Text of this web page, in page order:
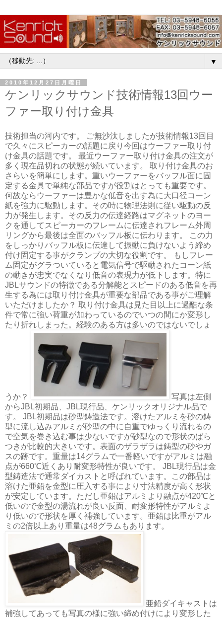
▼
2010年12月27日月曜日
ケンリックサウンド技術情報13回ウー
ファー取り付け金具
技術担当の河内です。 ご無沙汰しましたが技術情報13回目
で久々にスピーカーの話題に戻り今回はウーファー取り付
け金具の話題です。 最近ウーファー取り付け金具の注文が
多く現在品切れの状態が続いています。 取り付け金具のお
さらいを簡単にします。重いウーファーをバッフル面に固
定する金具で単純な部品ですが役割はとっても重要です。
何故ならウーファーは豊かな低音を出す為に大口径コーン
紙を強力に駆動します。その時に物理法則に従い駆動の反
力が発生します。その反力の伝達経路はマグネットのヨー
クを通してスピーカーのフレームに伝達されフレーム外周
リングから最後は全面のバッフル板に伝わります。 この力
をしっかりバッフル板に伝達して振動に負けないよう締め
付け固定する事がクランプの大切な役割です。 もしフレー
ム固定がグラついていると電気信号で駆動されたコーン紙
の動きが忠実でなくなり低音の表現力が低下します。特に
JBLサウンドの特徴である分解能とスピードのある低音を再
生する為には取り付け金具が重要な部品である事がご理解
いただけましたか？ 取り付け金具は見た目以上に過酷な条
件で常に強い荷重が加わっているのでいつの間にか変形し
たり折れしまった。経験のある方は多いのではないでしょ
うか？
写真は左側
からJBL初期品、JBL現行品、ケンリックオリジナル品で
す。 JBL初期品は砂型鋳造法です。溶けたアルミを砂の鋳
型に流し込みアルミが砂型の中に自重でゆっくり流れるの
で空気を巻き込む事は少ないですが砂型なので形状のばら
つきが比較的大きいです。表面のザラザラは鋳型の砂やガ
スの跡です。重量は14グラムで一番軽いですがアルミは融
点が660℃近くあり耐変形特性が良いです。 JBL現行品は金
型鋳造法で通常ダイカストと呼ばれています。この部品は
溶けた亜鉛を金型に圧入する事により寸法精度が高く形状
が安定しています。ただし亜鉛はアルミより融点が420℃と
低いので金型の湯流れが良い反面、耐変形特性がアルミよ
り低いので形状を厚く補強しています。亜鉛は比重がアル
ミの2倍以上あり重量は48グラムもあります。
亜鉛ダイキャストは
補強してあっても写真の様に強い締め付けにより変形した